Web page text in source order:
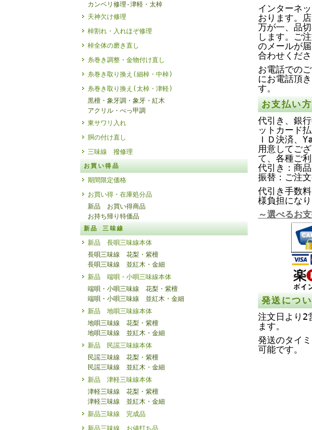
カンベリ修理-津軽・太棹
天神欠け修理
棹割れ・入れほぞ修理
棹全体の磨き直し
糸巻き調整・金物付け直し
糸巻き取り換え(細棹・中棹)
糸巻き取り換え(太棹・津軽)
黒檀・象牙調・象牙・紅木
アクリル・べっ甲調
東サワリ入れ
胴の付け直し
三味線 撥修理
お買い得品
期間限定価格
お買い得・在庫処分品
新品 お買い得商品
お持ち帰り特価品
新品 三味線
新品 長唄三味線本体
長唄三味線 花梨・紫檀
長唄三味線 並紅木・金細
新品 端唄・小唄三味線本体
端唄・小唄三味線 花梨・紫檀
端唄・小唄三味線 並紅木・金細
新品 地唄三味線本体
地唄三味線 花梨・紫檀
地唄三味線 並紅木・金細
新品 民謡三味線本体
民謡三味線 花梨・紫檀
民謡三味線 並紅木・金細
新品 津軽三味線本体
津軽三味線 花梨・紫檀
津軽三味線 並紅木・金細
新品三味線 完成品
新品三味線 お値打ち品
インターネ
おります。
万が一、品
します。ご
のメールが
合わせくださ
お電話での
にお電話頂
す。
お支払い
代引き、銀
ットカード
ＩＤ決済、
用意してご
て、各種ご
代引き：商
振替：ご注
代引き手数
様負担になり
～選べるお
発送につ
注文日より2
ます。
発送のタイ
可能です。